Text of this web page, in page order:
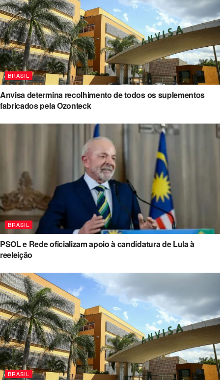
BRASIL
Anvisa determina recolhimento de todos os suplementos
fabricados pela Ozonteck
BRASIL
PSOL e Rede oficializam apoio à candidatura de Lula à
reeleição
BRASIL